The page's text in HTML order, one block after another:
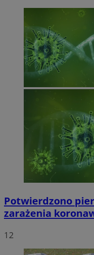
Potwierdzono
zarażenia
12